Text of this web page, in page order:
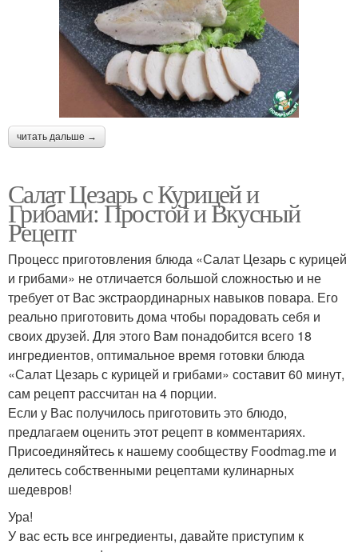
читать дальше →
Салат Цезарь с Курицей и
Грибами: Простой и Вкусный
Рецепт
Процесс приготовления блюда «Салат Цезарь с курицей
и грибами» не отличается большой сложностью и не
требует от Вас экстраординарных навыков повара. Его
реально приготовить дома чтобы порадовать себя и
своих друзей. Для этого Вам понадобится всего 18
ингредиентов, оптимальное время готовки блюда
«Салат Цезарь с курицей и грибами» составит 60 минут,
сам рецепт рассчитан на 4 порции.
Если у Вас получилось приготовить это блюдо,
предлагаем оценить этот рецепт в комментариях.
Присоединяйтесь к нашему сообществу Foodmag.me и
делитесь собственными рецептами кулинарных
шедевров!
Ура!
У вас есть все ингредиенты, давайте приступим к